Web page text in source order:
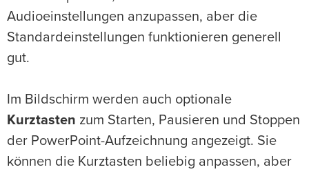
Audioeinstellungen anzupassen, aber die
Standardeinstellungen funktionieren generell
gut.
Im Bildschirm werden auch optionale
Kurztasten zum Starten, Pausieren und Stoppen
der PowerPoint-Aufzeichnung angezeigt. Sie
können die Kurztasten beliebig anpassen, aber